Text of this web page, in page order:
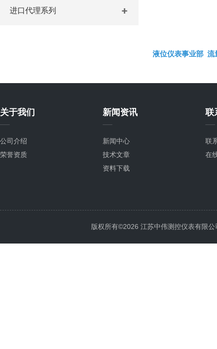
进口代理系列
液位仪表事业部 流
关于我们
公司介绍
荣誉资质
新闻资讯
新闻中心
技术文章
资料下载
联
联
在
版权所有©2026 江苏中伟测控仪表有限